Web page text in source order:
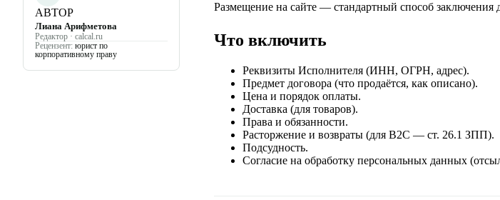
АВТОР
Лиана Арифметова
Редактор · calcal.ru
Рецензент: юрист по
корпоративному праву
Размещение на сайте — стандартный способ
Что включить
Реквизиты Исполнителя (ИНН, ОГРН, адрес).
Предмет договора (что продаётся, как описано).
Цена и порядок оплаты.
Доставка (для товаров).
Права и обязанности.
Расторжение и возвраты (для B2C — ст. 26.1 ЗПП).
Подсудность.
Согласие на обработку персональных данных